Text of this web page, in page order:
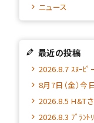
ニュース
最近の投稿
2026.8.7 ｽﾇｰﾋﾟ
8月7日（金）今
2026.8.5 H&T
2026.8.3 ﾌﾟﾗﾝﾄ